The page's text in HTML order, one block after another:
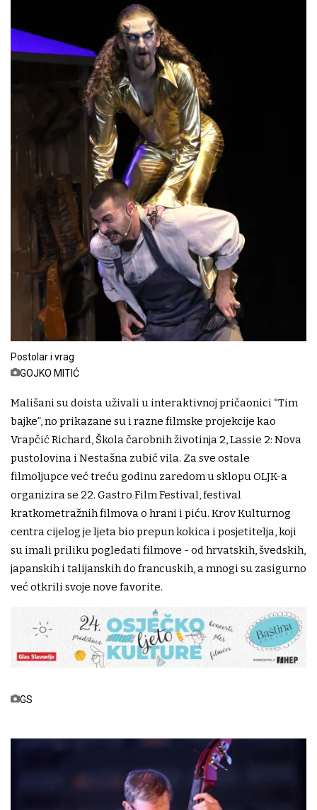
Postolar i vrag
GOJKO MITIĆ
Mališani su doista uživali u interaktivnoj pričaonici “Tim
bajke”, no prikazane su i razne filmske projekcije kao
Vrapčić Richard, Škola čarobnih životinja 2, Lassie 2: Nova
pustolovina i Nestašna zubić vila. Za sve ostale
filmoljupce već treću godinu zaredom u sklopu OLJK-a
organizira se 22. Gastro Film Festival, festival
kratkometražnih filmova o hrani i piću. Krov Kulturnog
centra cijelog je ljeta bio prepun kokica i posjetitelja, koji
su imali priliku pogledati filmove - od hrvatskih, švedskih,
japanskih i talijanskih do francuskih, a mnogi su zasigurno
već otkrili svoje nove favorite.
GS